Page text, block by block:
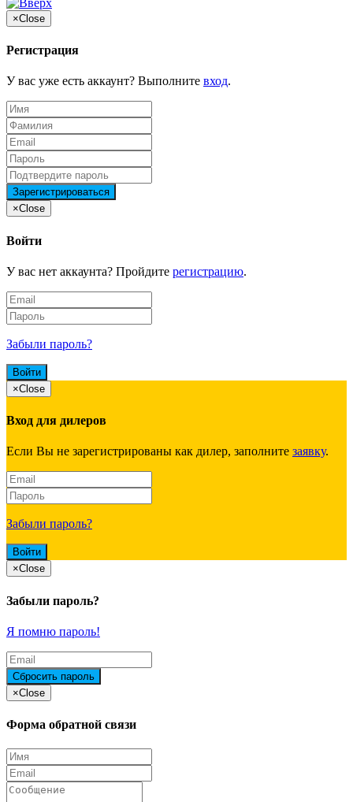
×Close
Регистрация
У вас уже есть аккаунт? Выполните вход.
×Close
Войти
У вас нет аккаунта? Пройдите регистрацию.
Забыли пароль?
×Close
Вход для дилеров
Если Вы не зарегистрированы как дилер, заполните заявку.
Забыли пароль?
×Close
Забыли пароль?
Я помню пароль!
×Close
Форма обратной связи